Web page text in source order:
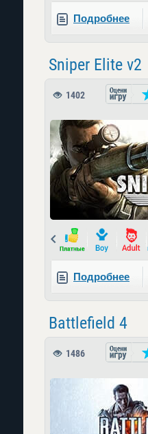
Подробнее
Sniper Elite v2
1402
Prev
Подробнее
Battlefield 4
1486